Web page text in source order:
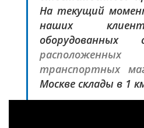
На текущий
наших
оборудованных
транспортных
Москве склады в 1